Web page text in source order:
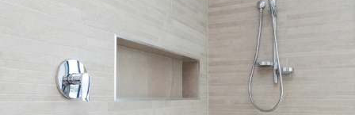
Nuestro equipo de expertos en diseño se destaca en la creación de
nichos de ducha personalizados que satisfacen las necesidades
cambiantes de nuestros clientes. Nos mantenemos al tanto de las
últimas tendencias de diseño y brindamos soluciones
innovadoras que ayudan a hogares y empresas a destacarse.
Desde elegantes y modernos hasta clásicos y funcionales,
nuestros nichos de ducha personalizados están diseñados para